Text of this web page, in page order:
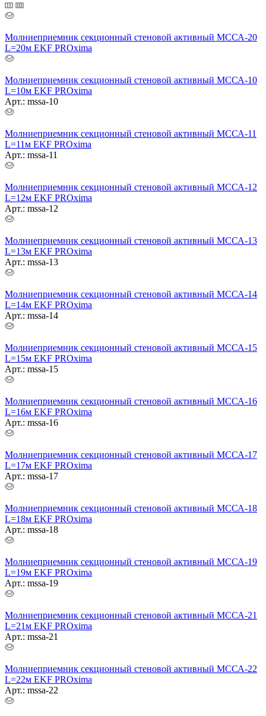
Молниеприемник секционный стеновой активный МССА-20
L=20м EKF PROxima
Молниеприемник секционный стеновой активный МССА-10
L=10м EKF PROxima
Арт.: mssa-10
Молниеприемник секционный стеновой активный МССА-11
L=11м EKF PROxima
Арт.: mssa-11
Молниеприемник секционный стеновой активный МССА-12
L=12м EKF PROxima
Арт.: mssa-12
Молниеприемник секционный стеновой активный МССА-13
L=13м EKF PROxima
Арт.: mssa-13
Молниеприемник секционный стеновой активный МССА-14
L=14м EKF PROxima
Арт.: mssa-14
Молниеприемник секционный стеновой активный МССА-15
L=15м EKF PROxima
Арт.: mssa-15
Молниеприемник секционный стеновой активный МССА-16
L=16м EKF PROxima
Арт.: mssa-16
Молниеприемник секционный стеновой активный МССА-17
L=17м EKF PROxima
Арт.: mssa-17
Молниеприемник секционный стеновой активный МССА-18
L=18м EKF PROxima
Арт.: mssa-18
Молниеприемник секционный стеновой активный МССА-19
L=19м EKF PROxima
Арт.: mssa-19
Молниеприемник секционный стеновой активный МССА-21
L=21м EKF PROxima
Арт.: mssa-21
Молниеприемник секционный стеновой активный МССА-22
L=22м EKF PROxima
Арт.: mssa-22